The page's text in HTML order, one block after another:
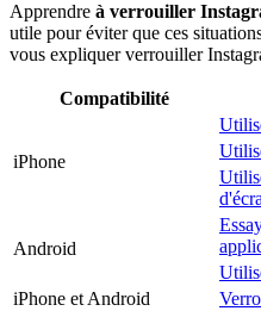
Apprendre à verrouiller
utile pour éviter que ces
vous expliquer verrouiller
Compatibilité
iPhone
Android
iPhone et Android